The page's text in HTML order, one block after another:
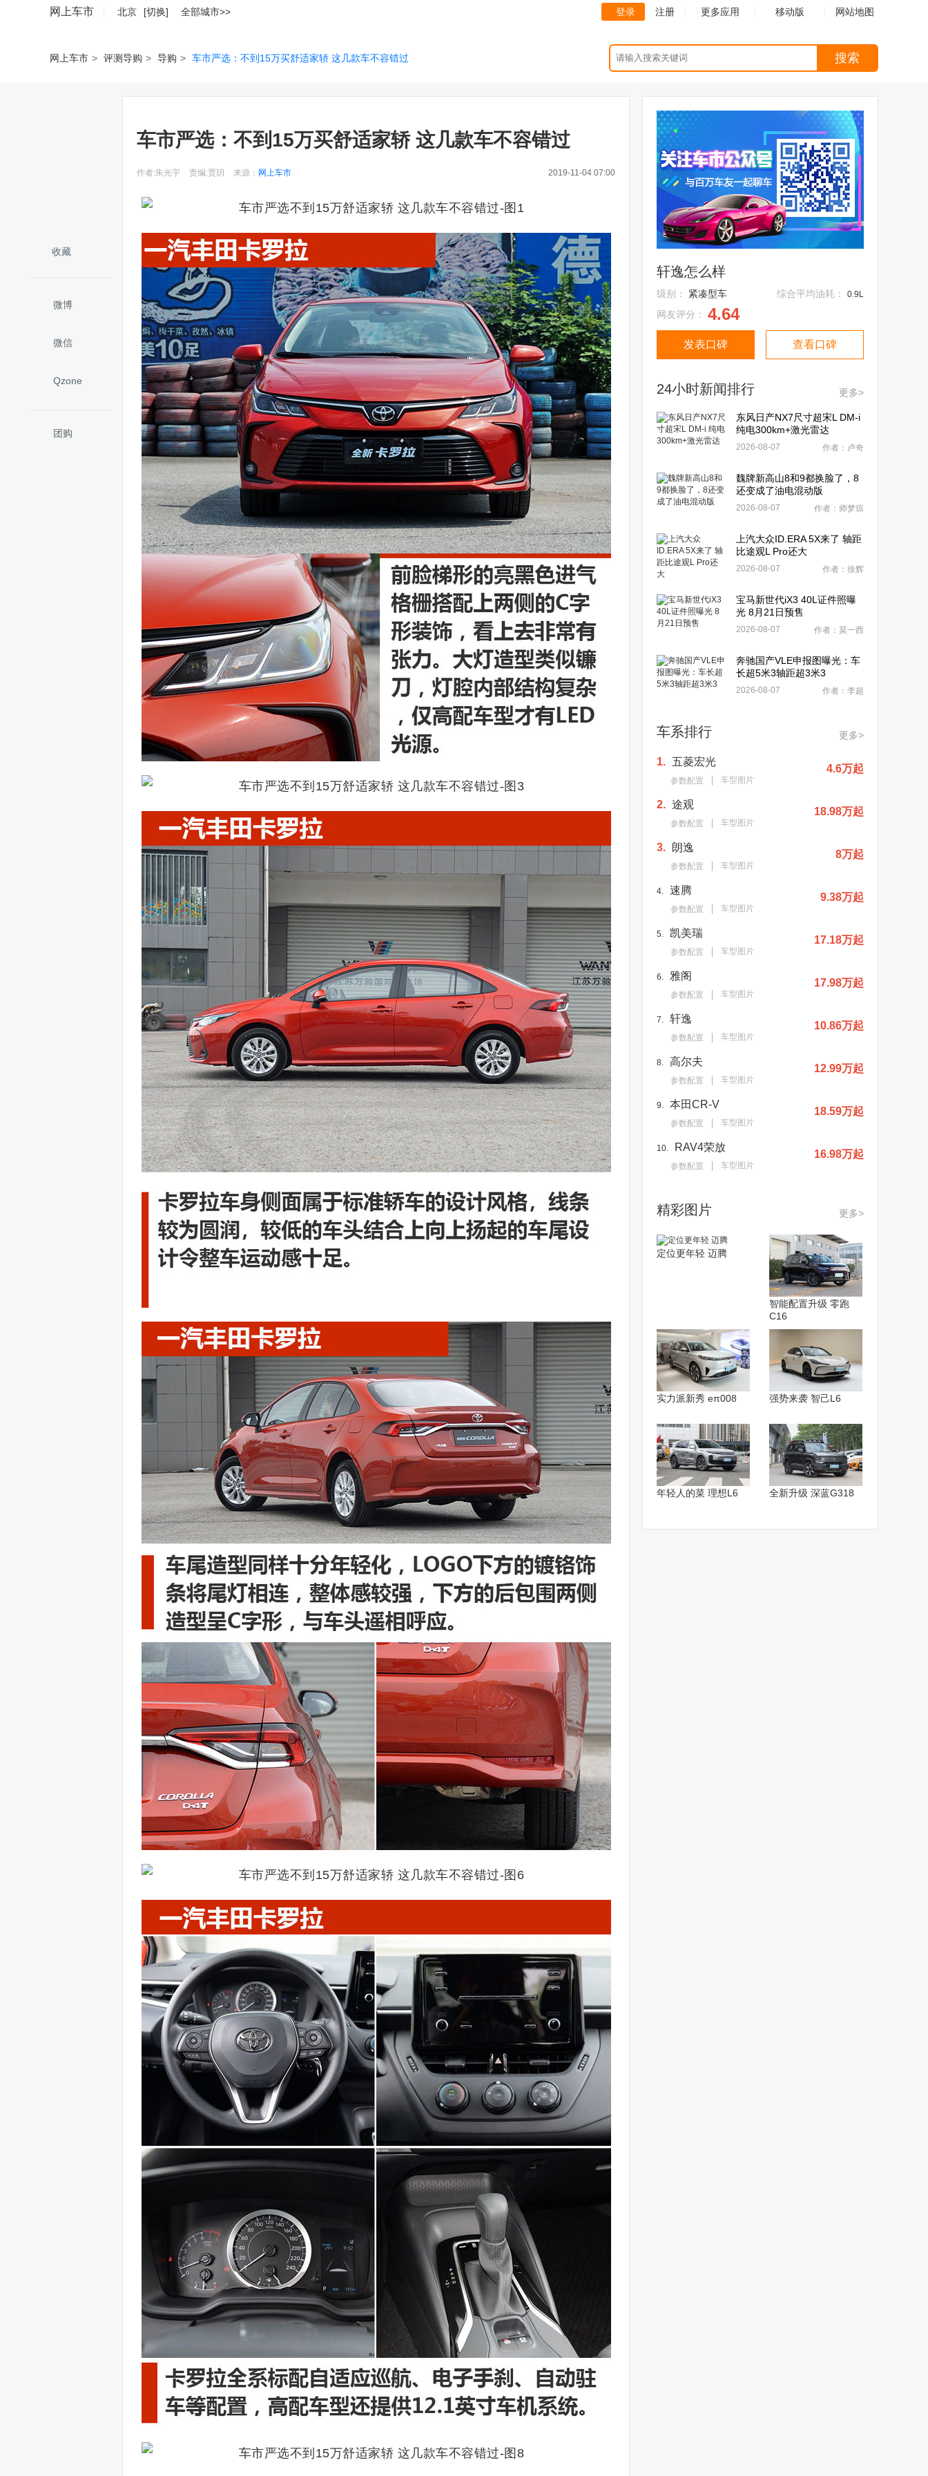
网上车市 北京 [切换] 全部城市>> 登录 注册 更多应用 移动版 网站地图
网上车市 > 评测导购 > 导购 > 车市严选：不到15万买舒适家轿 这几款车不容错过 搜索
收藏
微博
微信
Qzone
团购
车市严选：不到15万买舒适家轿 这几款车不容错过
作者:朱光宇 责编:贾玥 来源： 网上车市 2019-11-04 07:00
轩逸怎么样
级别： 紧凑型车 综合平均油耗： 0.9L
网友评分： 4.64
发表口碑 查看口碑
24小时新闻排行 更多>
东风日产NX7尺寸超宋L DM-i
纯电300km+激光雷达
2026-08-07 作者：卢奇
魏牌新高山8和9都换脸了，8
还变成了油电混动版
2026-08-07 作者：师梦琼
上汽大众ID.ERA 5X来了 轴距
比途观L Pro还大
2026-08-07 作者：徐辉
宝马新世代iX3 40L证件照曝
光 8月21日预售
2026-08-07 作者：莫一西
奔驰国产VLE申报图曝光：车
长超5米3轴距超3米3
2026-08-07 作者：李超
车系排行 更多>
1. 五菱宏光
参数配置 车型图片
4.6万起
2. 途观
参数配置 车型图片
18.98万起
3. 朗逸
参数配置 车型图片
8万起
4. 速腾
参数配置 车型图片
9.38万起
5. 凯美瑞
参数配置 车型图片
17.18万起
6. 雅阁
参数配置 车型图片
17.98万起
7. 轩逸
参数配置 车型图片
10.86万起
8. 高尔夫
参数配置 车型图片
12.99万起
9. 本田CR-V
参数配置 车型图片
18.59万起
10. RAV4荣放
参数配置 车型图片
16.98万起
精彩图片 更多>
定位更年轻 迈腾
智能配置升级 零跑
C16
实力派新秀 eπ008 强势来袭 智己L6
年轻人的菜 理想L6 全新升级 深蓝G318